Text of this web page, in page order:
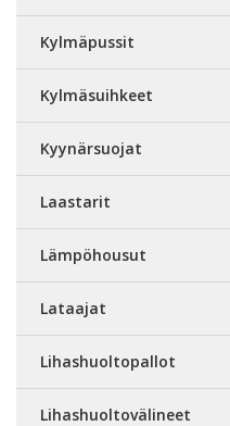
Kylmäpussit
Kylmäsuihkeet
Kyynärsuojat
Laastarit
Lämpöhousut
Lataajat
Lihashuoltopallot
Lihashuoltovälineet